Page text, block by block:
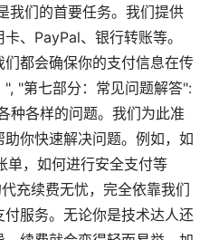
我们的首要任务。我们提供
、PayPal、银行转账等。
都会确保你的支付信息在传
"第七部分：常见问题解答":
种各样的问题。我们为此准
你快速解决问题。例如，如
单，如何进行安全支付等
充续费无忧，完全依靠我们
服务。无论你是技术达人还